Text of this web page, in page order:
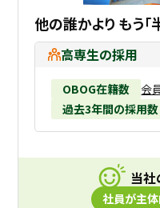
他の誰かより もう「
高専生の採用
OBOG在籍数
会
過去3年間の採用数
当社
社員が主